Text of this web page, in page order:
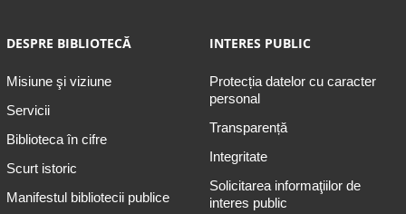
DESPRE BIBLIOTECĂ
Misiune şi viziune
Servicii
Biblioteca în cifre
Scurt istoric
Manifestul bibliotecii publice
INTERES PUBLIC
Protecția datelor cu caracter
personal
Transparență
Integritate
Solicitarea informaţiilor de
interes public